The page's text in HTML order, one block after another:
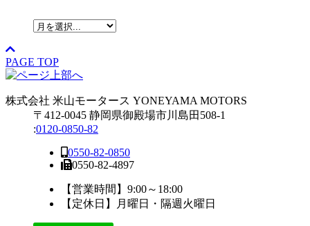
PAGE TOP
株式会社 米山モータース YONEYAMA MOTORS
〒412-0045 静岡県御殿場市川島田508-1
:0120-0850-82
0550-82-0850
0550-82-4897
【営業時間】9:00～18:00
【定休日】月曜日・隔週火曜日